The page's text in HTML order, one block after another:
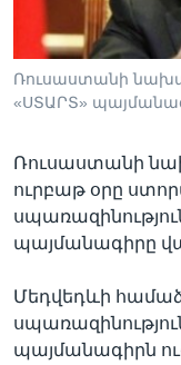
Լեզուներ
Ռուսաստանի
«ՍՏԱՐՏ»
Ռուսաստանի
ուրբաթ օրը
պայմանագիրը
Մեդվեդևի
պայմանագիրն